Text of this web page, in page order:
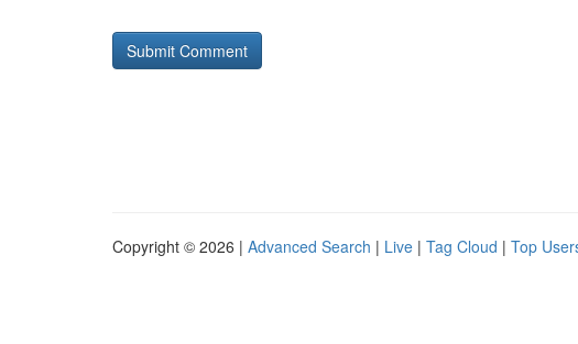
Copyright © 2026 | Advanced Search | Live | Tag Cloud | Top